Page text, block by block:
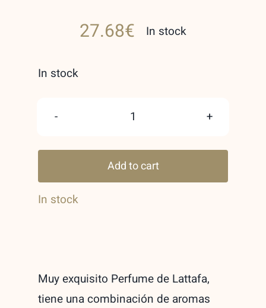
27.68€ In stock
In stock
Moi
Lattafa
Perfumes
Add to cart
In stock
Muy exquisito Perfume de Lattafa,
tiene una combinación de aromas